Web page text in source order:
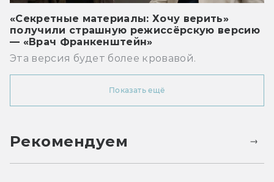
«Секретные материалы: Хочу верить»
получили страшную режиссёрскую версию
— «Врач Франкенштейн»
Эта версия будет более кровавой.
Показать ещё
Рекомендуем